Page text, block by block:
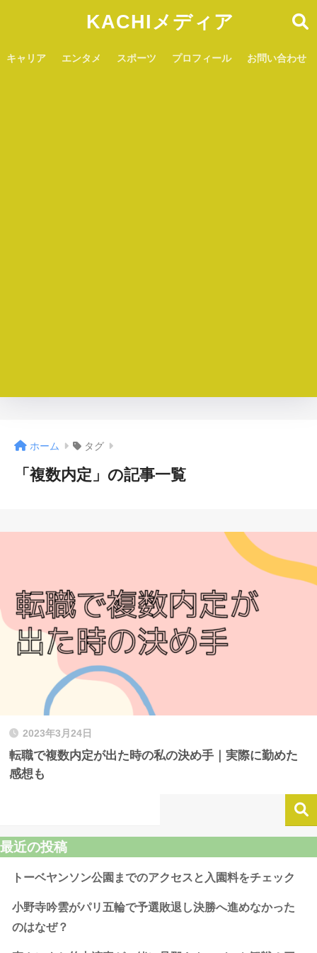
KACHIメディア
キャリア エンタメ スポーツ プロフィール お問い合わせ
ホーム タグ
「複数内定」の記事一覧
2023年3月24日
転職で複数内定が出た時の私の決め手｜実際に勤めた
感想も
最近の投稿
トーベヤンソン公園までのアクセスと入園料をチェック
小野寺吟雲がパリ五輪で予選敗退し決勝へ進めなかった
のはなぜ？